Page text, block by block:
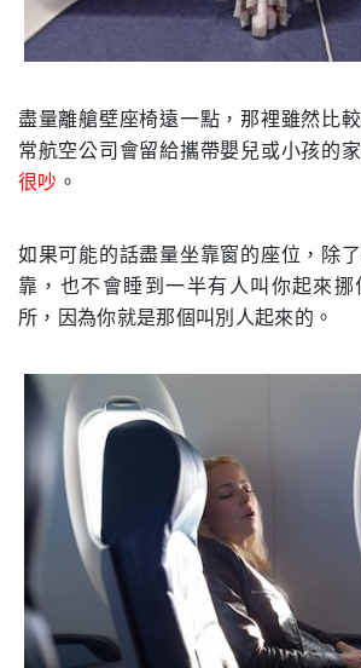
盡量離艙壁座椅遠一點，那裡雖然比
常航空公司會留給攜帶嬰兒或小孩的家
很吵 。
如果可能的話盡量坐靠窗的座位，除
靠，也不會睡到一半有人叫你起來
所，因為你就是那個叫別人起來的。